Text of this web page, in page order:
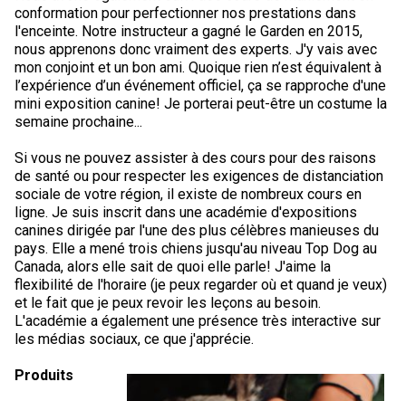
Berger anglais
Berger polonais de plaine
Berger portugais
Puli
Schapendoes néerlandais
Berger Shetland
Chien d’eau espagnol
Vallhund suédois
Chien Ibizan
Lévrier irlandais
Norrbottenspets
Elkhound norvégien
Lundehund norvégien
Otterhound
Petit basset griffon vendéen
Pharaoh Hound
Terrier tibétain
Xoloitzcuintli (moyen)
Xoloïtzcuintli (standard)
Setter irlandais
Épagneul cocker américain
Épagneul d’eau américain
Épagneul bleu de Picardie
Épagneul breton
Épagneul Clumber
Épagneul cocker anglais
Épagneul springer anglais
Terrier de Norwich
Terrier du révérend Russell
Terrier chasseur de rat
Terrier Russell
Schnauzer (nain)
Terrier écossais
Terrier Sealyham
Terrier Skye
Caniche (nain)
Carlin
Petit chien russe
Terrier à poil soyeux
Fox terrier miniature
Terrier de Manchester nain
Xoloitzcuintli (nain)
Terrier du Yorkshire
Grand bouvier suisse
Chien du Groenland
Hovawart
Chien d’ours de Carélie
Komondor
Kuvasz
Leonberger
Mastiff
Top Dogs
conformation pour perfectionner nos prestations dans
l'enceinte. Notre instructeur a gagné le Garden en 2015,
nous apprenons donc vraiment des experts. J'y vais avec
mon conjoint et un bon ami. Quoique rien n’est équivalent à
l’expérience d’un événement officiel, ça se rapproche d'une
mini exposition canine! Je porterai peut-être un costume la
semaine prochaine...
Si vous ne pouvez assister à des cours pour des raisons
de santé ou pour respecter les exigences de distanciation
sociale de votre région, il existe de nombreux cours en
ligne. Je suis inscrit dans une académie d'expositions
canines dirigée par l'une des plus célèbres manieuses du
pays. Elle a mené trois chiens jusqu'au niveau Top Dog au
Canada, alors elle sait de quoi elle parle! J'aime la
flexibilité de l'horaire (je peux regarder où et quand je veux)
et le fait que je peux revoir les leçons au besoin.
L'académie a également une présence très interactive sur
les médias sociaux, ce que j'apprécie.
Produits